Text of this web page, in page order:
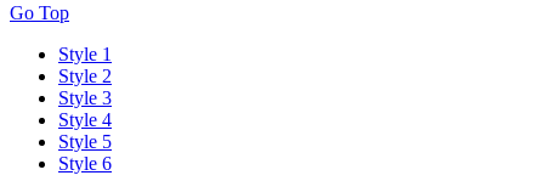
Go Top
Style 1
Style 2
Style 3
Style 4
Style 5
Style 6